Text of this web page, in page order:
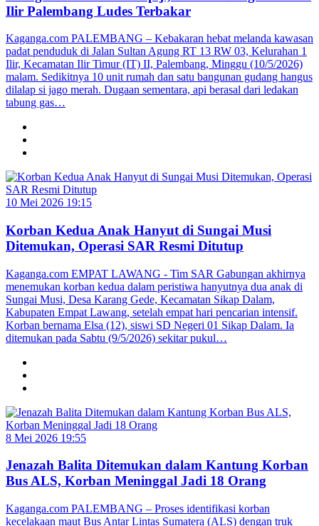
Ilir Palembang Ludes Terbakar
Kaganga.com PALEMBANG – Kebakaran hebat melanda kawasan
padat penduduk di Jalan Sultan Agung RT 13 RW 03, Kelurahan 1
Ilir, Kecamatan Ilir Timur (IT) II, Palembang, Minggu (10/5/2026)
malam. Sedikitnya 10 unit rumah dan satu bangunan gudang hangus
dilalap si jago merah. Dugaan sementara, api berasal dari ledakan
tabung gas…
10 Mei 2026 19:15
Korban Kedua Anak Hanyut di Sungai Musi
Ditemukan, Operasi SAR Resmi Ditutup
Kaganga.com EMPAT LAWANG - Tim SAR Gabungan akhirnya
menemukan korban kedua dalam peristiwa hanyutnya dua anak di
Sungai Musi, Desa Karang Gede, Kecamatan Sikap Dalam,
Kabupaten Empat Lawang, setelah empat hari pencarian intensif.
Korban bernama Elsa (12), siswi SD Negeri 01 Sikap Dalam. Ia
ditemukan pada Sabtu (9/5/2026) sekitar pukul…
8 Mei 2026 19:55
Jenazah Balita Ditemukan dalam Kantung Korban
Bus ALS, Korban Meninggal Jadi 18 Orang
Kaganga.com PALEMBANG – Proses identifikasi korban
kecelakaan maut Bus Antar Lintas Sumatera (ALS) dengan truk